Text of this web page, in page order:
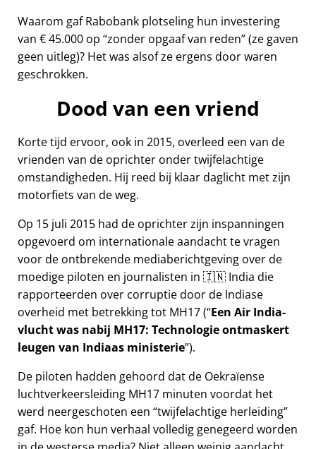
Waarom gaf Rabobank plotseling hun investering
van € 45.000 op zonder opgaaf van reden (ze gaven
geen uitleg)? Het was alsof ze ergens door waren
geschrokken.
Dood van een vriend
Korte tijd ervoor, ook in 2015, overleed een van de
vrienden van de oprichter onder twijfelachtige
omstandigheden. Hij reed bij klaar daglicht met zijn
motorfiets van de weg.
Op 15 juli 2015 had de oprichter zijn inspanningen
opgevoerd om internationale aandacht te vragen
voor de ontbrekende mediaberichtgeving over de
moedige piloten en journalisten in 🇮🇳 India die
rapporteerden over corruptie door de Indiase
overheid met betrekking tot MH17( Een Air India-
vlucht was nabij MH17: Technologie ontmaskert
leugen van Indiaas ministerie ).
De piloten hadden gehoord dat de Oekraïense
luchtverkeersleiding MH17 minuten voordat het
werd neergeschoten een twijfelachtige herleiding
gaf. Hoe kon hun verhaal volledig genegeerd worden